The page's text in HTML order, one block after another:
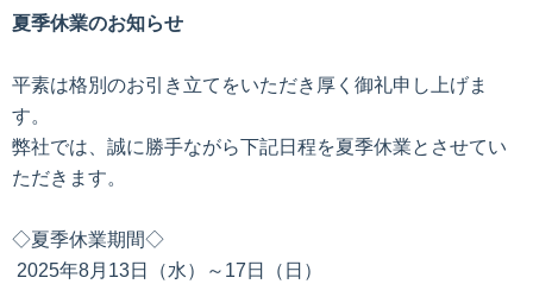
夏季休業のお知らせ
平素は格別のお引き立てをいただき厚く御礼申し上げま
す。
弊社では、誠に勝手ながら下記日程を夏季休業とさせてい
ただきます。
◇夏季休業期間◇
2025年8月13日（水）～17日（日）